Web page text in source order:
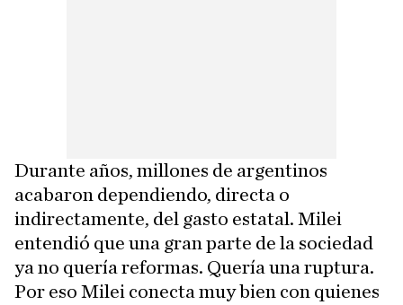
Durante años, millones de argentinos
acabaron dependiendo, directa o
indirectamente, del gasto estatal. Milei
entendió que una gran parte de la sociedad
ya no quería reformas. Quería una ruptura.
Por eso Milei conecta muy bien con quienes